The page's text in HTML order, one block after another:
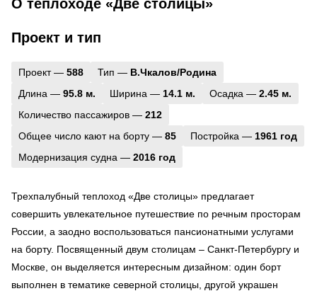
О теплоходе «Две столицы»
Проект и тип
Проект — 588 Тип — В.Чкалов/Родина
Длина — 95.8 м. Ширина — 14.1 м. Осадка — 2.45 м.
Количество пассажиров — 212
Общее число кают на борту — 85 Постройка — 1961 год
Модернизация судна — 2016 год
Трехпалубный теплоход «Две столицы» предлагает
совершить увлекательное путешествие по речным просторам
России, а заодно воспользоваться пансионатными услугами
на борту. Посвященный двум столицам – Санкт-Петербургу и
Москве, он выделяется интересным дизайном: один борт
выполнен в тематике северной столицы, другой украшен